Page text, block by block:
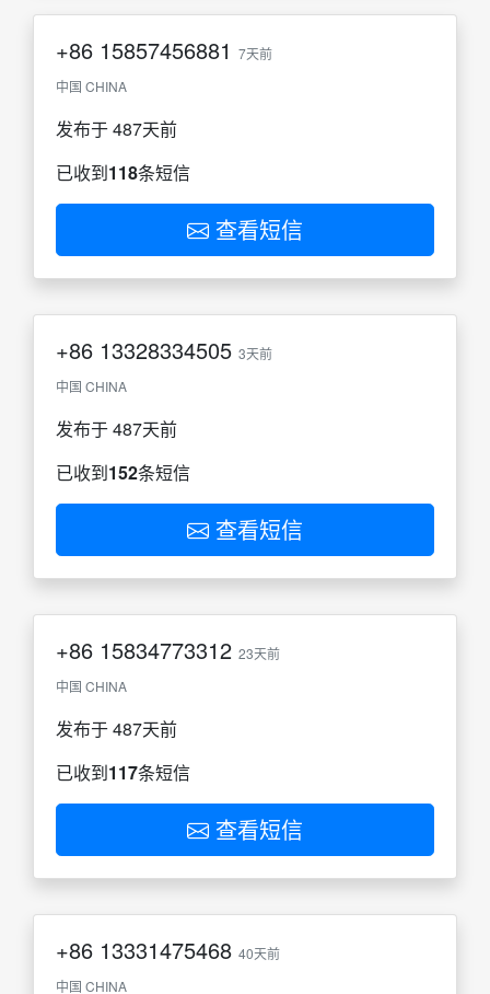
+86 15857456881 7天前
中国 CHINA
发布于 487天前
已收到118条短信
查看短信
+86 13328334505 3天前
中国 CHINA
发布于 487天前
已收到152条短信
查看短信
+86 15834773312 23天前
中国 CHINA
发布于 487天前
已收到117条短信
查看短信
+86 13331475468 40天前
中国 CHINA